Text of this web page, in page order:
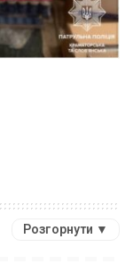
Розгорнути ▼